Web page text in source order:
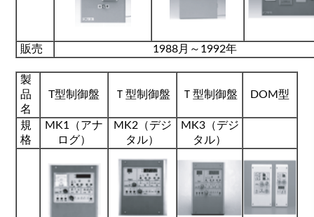
販売 1988月～1992年
製
品
名
T型制御盤 Ｔ型制御盤 Ｔ型制御盤 DOM型
規
格
MK1（アナ
ログ）
MK2（デジ
タル）
MK3（デジ
タル）